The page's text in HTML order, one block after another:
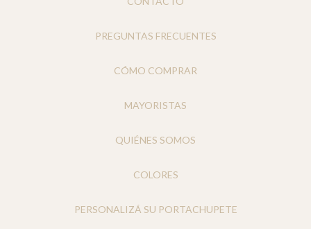
PREGUNTAS FRECUENTES
CÓMO COMPRAR
MAYORISTAS
QUIÉNES SOMOS
COLORES
PERSONALIZÁ SU PORTACHUPETE